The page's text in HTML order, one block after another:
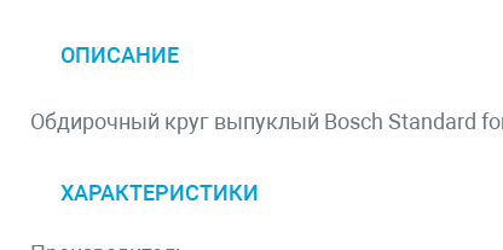
ОПИСАНИЕ
Обдирочный круг выпуклый Bosch Standard
ХАРАКТЕРИСТИКИ